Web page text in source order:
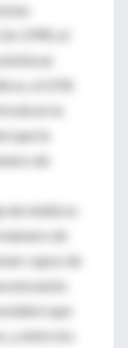
1990, el
un
el 21%
en la
que la
de
de médicos
de
cupos de
encuesta
que
y entre los